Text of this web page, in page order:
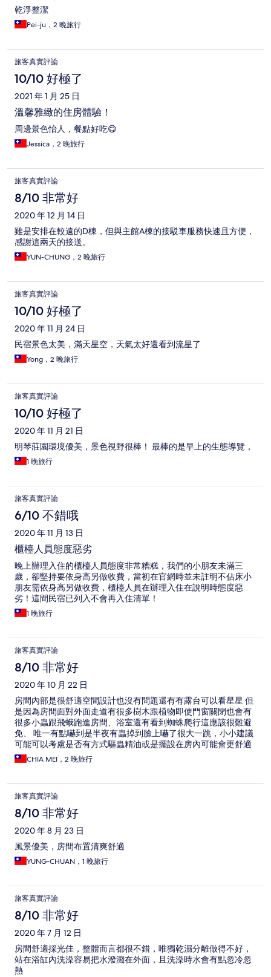
乾淨整潔
Pei-ju，2 晚旅行
旅客真實評論
10/10 好極了
2021 年 1 月 25 日
溫馨雅緻的住房體驗！
周邊景色怡人，餐點好吃😋
Jessica，2 晚旅行
旅客真實評論
8/10 非常好
2020 年 12 月 14 日
雖是安排在較遠的D棟，但與主館A棟的接駁車服務快速且方便，
感謝這兩天的接送。
YUN-CHUNG，2 晚旅行
旅客真實評論
10/10 好極了
2020 年 11 月 24 日
民宿景色太美，滿天星空，天氣太好還看到流星了
Yong，2 晚旅行
旅客真實評論
10/10 好極了
2020 年 11 月 21 日
明琴莊園環境優美，景色視野很棒！ 最棒的是早上的生態導覽，
1 晚旅行
旅客真實評論
6/10 不錯哦
2020 年 11 月 13 日
櫃檯人員態度惡劣
晚上辦理入住的櫃檯人員態度非常糟糕，我們的小朋友未滿三
歲，卻堅持要依身高另做收費，當初在官網時並未註明不佔床小
朋友需依身高另做收費，櫃檯人員在辦理入住在說明時態度惡
劣！這間民宿已列入不會再入住清單！
1 晚旅行
旅客真實評論
8/10 非常好
2020 年 10 月 22 日
房間內部是很舒適空間設計也沒有問題還有有露台可以看星星 但
是因為房間面對外面走道有很多樹木跟植物即使門窗關閉也會有
很多小蟲跟飛蛾跑進房間、浴室還有看到蜘蛛爬行這應該很難避
免、 唯一有點嚇到是半夜有蟲掉到臉上嚇了很大一跳，小小建議
可能可以考慮是否有方式驅蟲精油或是擺設在房內可能會更舒適
一點。CHIA MEI，2 晚旅行
旅客真實評論
8/10 非常好
2020 年 8 月 23 日
風景優美，房間布置清爽舒適
YUNG-CHUAN，1 晚旅行
旅客真實評論
8/10 非常好
2020 年 7 月 12 日
房間舒適採光佳，整體而言都很不錯，唯獨乾濕分離做得不好，
站在浴缸內洗澡容易把水潑濺在外面，且洗澡時水會有點忽冷忽
熱